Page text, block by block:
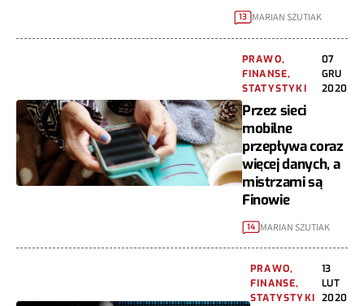
13 MARIAN SZUTIAK
PRAWO,
FINANSE,
STATYSTYKI
07
GRU
2020
Przez sieci
mobilne
przepływa coraz
więcej danych, a
mistrzami są
Finowie
14 MARIAN SZUTIAK
PRAWO,
FINANSE,
STATYSTYKI
13
LUT
2020